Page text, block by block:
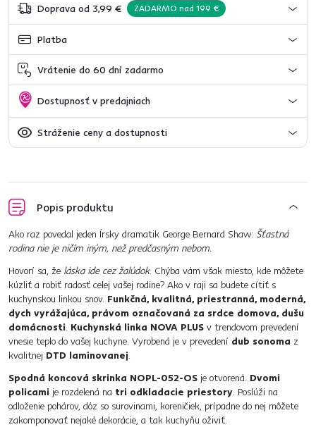
Doprava od 3,99 € ZADARMO nad 199 €
Platba
Vrátenie do 60 dní zadarmo
Dostupnosť v predajniach
Stráženie ceny a dostupnosti
Popis produktu
Ako raz povedal jeden Írsky dramatik George Bernard Shaw: Šťastná
rodina nie je ničím iným, než predčasným nebom.
Hovorí sa, že láska ide cez žalúdok. Chýba vám však miesto, kde môžete
kúzliť a robiť radosť celej vašej rodine? Ako v raji sa budete cítiť s
kuchynskou linkou snov. Funkčná, kvalitná, priestranná, moderná,
dych vyrážajúca, právom označovaná za srdce domova, dušu
domácnosti. Kuchynská linka NOVA PLUS v trendovom prevedení
vnesie teplo do vašej kuchyne. Vyrobená je v prevedení dub sonoma z
kvalitnej DTD laminovanej.
Spodná koncová skrinka NOPL-052-OS je otvorená. Dvomi
policami je rozdelená na tri odkladacie priestory. Poslúži na
odloženie pohárov, dóz so surovinami, koreničiek, prípadne do nej môžete
zakomponovať nejaké dekorácie, a tak kuchyňu oživiť.